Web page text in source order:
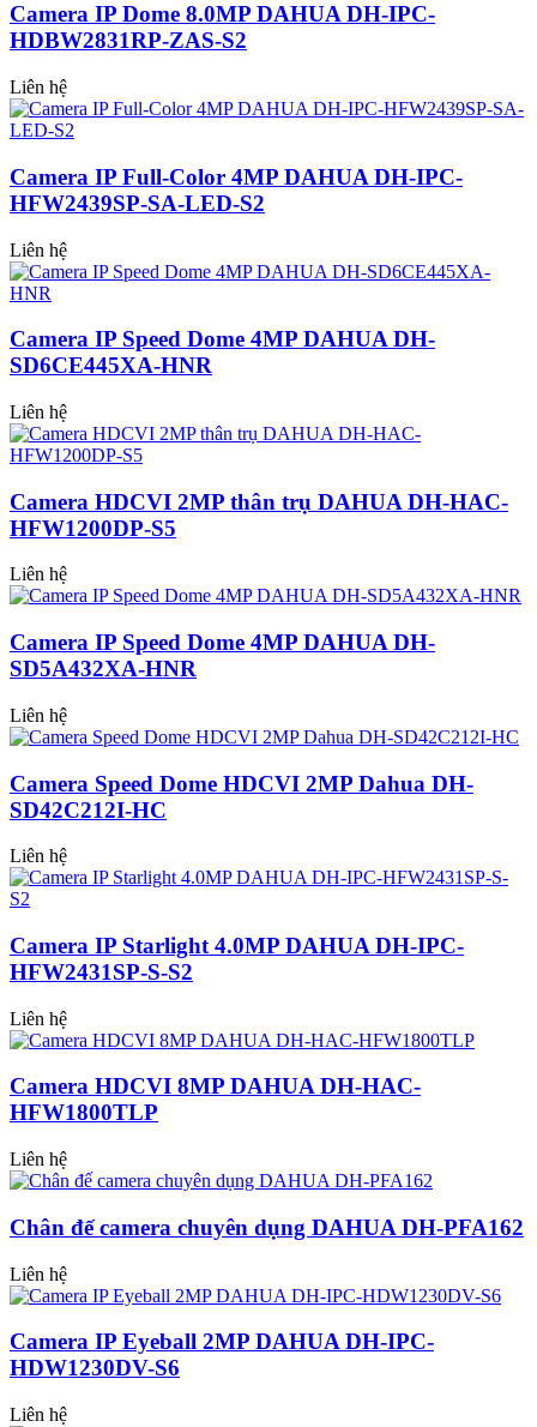
Camera IP Dome 8.0MP DAHUA DH-IPC-
HDBW2831RP-ZAS-S2
Liên hệ
Camera IP Full-Color 4MP DAHUA DH-IPC-
HFW2439SP-SA-LED-S2
Liên hệ
Camera IP Speed Dome 4MP DAHUA DH-
SD6CE445XA-HNR
Liên hệ
Camera HDCVI 2MP thân trụ DAHUA DH-HAC-
HFW1200DP-S5
Liên hệ
Camera IP Speed Dome 4MP DAHUA DH-
SD5A432XA-HNR
Liên hệ
Camera Speed Dome HDCVI 2MP Dahua DH-
SD42C212I-HC
Liên hệ
Camera IP Starlight 4.0MP DAHUA DH-IPC-
HFW2431SP-S-S2
Liên hệ
Camera HDCVI 8MP DAHUA DH-HAC-
HFW1800TLP
Liên hệ
Chân đế camera chuyên dụng DAHUA DH-PFA162
Liên hệ
Camera IP Eyeball 2MP DAHUA DH-IPC-
HDW1230DV-S6
Liên hệ